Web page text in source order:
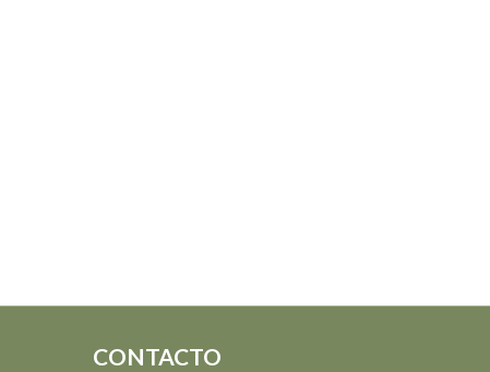
CONTACTO